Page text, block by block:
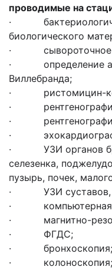
проводимые на
·
биологического
· сывороточное
· определение
Виллебранда;
· ристомицин-
· рентгенография
·
·
· УЗИ органов
селезенка,
пузырь, почек,
· УЗИ суставов,
· компьютерная
· магнитно-
· ФГДС;
· бронхоскопия;
· колоноскопия;